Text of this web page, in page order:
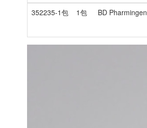
352235-1包
1包 BD Pharmingen